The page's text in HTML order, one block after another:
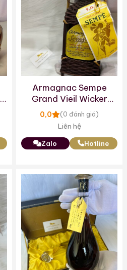
Armagnac Sempe
Grand Vieil Wicker
Basket 1950s
0,0 (0 đánh giá)
Liên hệ
Zalo Hotline